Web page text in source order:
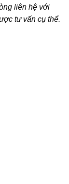
liên hệ với
tư vấn cụ thể.